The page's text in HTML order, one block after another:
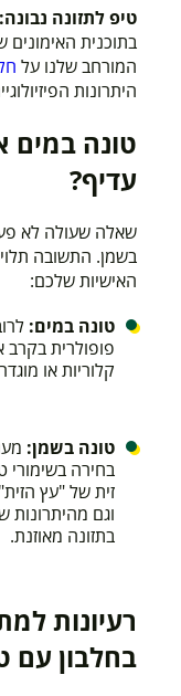
טיפ לתזונה נבונה:
בתוכנית
המורחב שלנו על
היתרונות
טונה במים
עדיף?
שאלה שעולה לא
בשמן. התשובה
האישיות שלכם:
טונה במים:
פופולרית
קלוריות או
טונה בשמן:
בחירה בשימורי
זית של "עץ הזית"
וגם מהיתרונות
בתזונה מאוזנת.
רעיונות
בחלבון עם